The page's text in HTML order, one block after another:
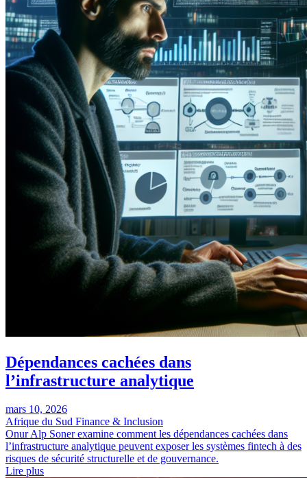
Dépendances cachées dans
l’infrastructure analytique
mars 10, 2026
Afrique du Sud Finance & Inclusion
Onur Alp Soner examine comment les dépendances cachées dans
l’infrastructure analytique peuvent exposer les systèmes fintech à des
risques de sécurité structurelle et de gouvernance.
Lire plus